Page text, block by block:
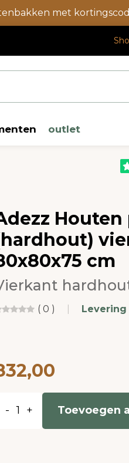
met
outlet
cm
( 0 )
- + Toevoegen